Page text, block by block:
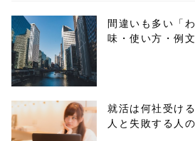
ml/wp-
content/themes
/tapbiz_theme/
parts/sns-
buttons.php on
間違いも多い「
味・使い方・例文
就活は何社受け
人と失敗する人